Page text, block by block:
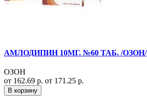
АМЛОДИПИН 10МГ. №60 ТАБ. /ОЗОН/
ОЗОН
от 162.69 р. от 171.25 р.
В корзину